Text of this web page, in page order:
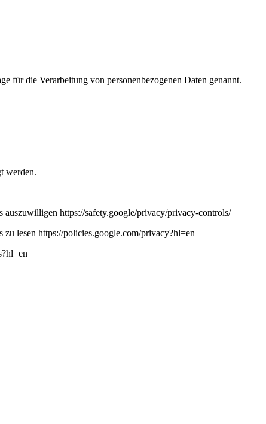
für die Verarbeitung von personenbezogenen Daten genannt.
werden.
auszuwilligen https://safety.google/privacy/privacy-controls/
lesen https://policies.google.com/privacy?hl=en